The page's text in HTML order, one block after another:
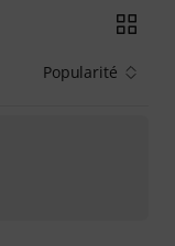
Popularité